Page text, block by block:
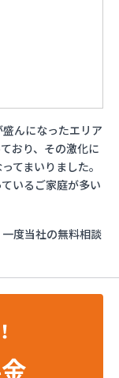
所
業所
店
業所
所
業所
業所
店 春日井営
業所
んになったエリア
おり、その激化に
てまいりました。
いるご家庭が多い
度当社の無料相談